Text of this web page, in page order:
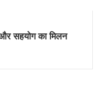
सहयोग का मिलन